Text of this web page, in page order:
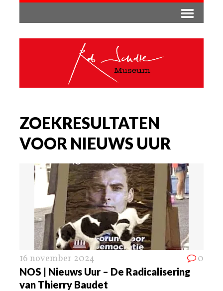
ZOEKRESULTATEN
VOOR NIEUWS UUR
16 november 2024 0
NOS | Nieuws Uur – De Radicalisering
van Thierry Baudet